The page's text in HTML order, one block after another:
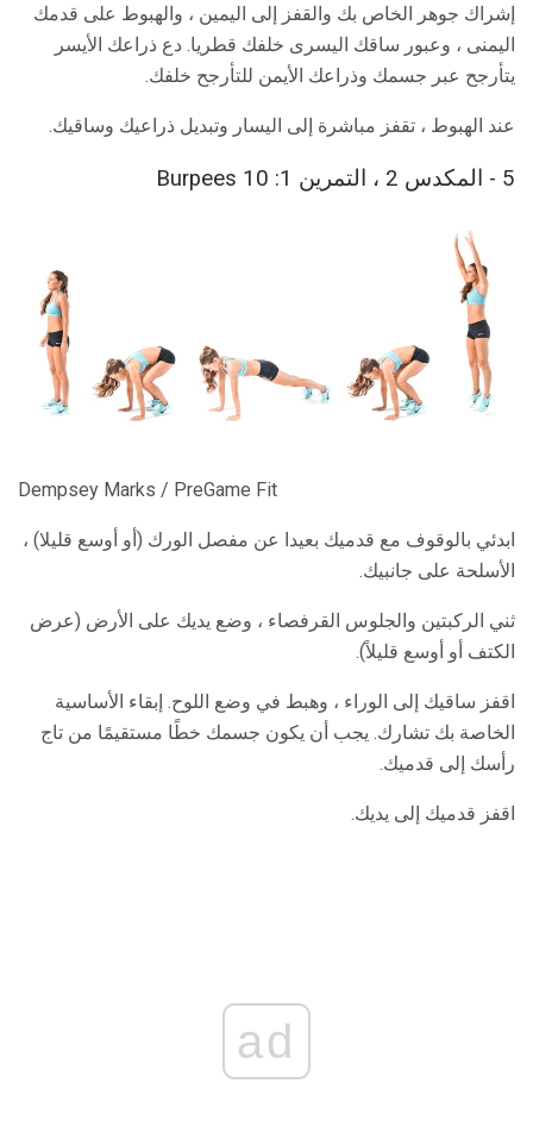
إشراك جوهر الخاص بك والقفز إلى اليمين ، والهبوط على قدمك
اليمنى ، وعبور ساقك اليسرى خلفك قطريا. دع ذراعك الأيسر
يتأرجح عبر جسمك وذراعك الأيمن للتأرجح خلفك.
عند الهبوط ، تقفز مباشرة إلى اليسار وتبديل ذراعيك وساقيك.
5 - المكدس 2 ، التمرين 1: 10 Burpees
Dempsey Marks / PreGame Fit
ابدئي بالوقوف مع قدميك بعيدا عن مفصل الورك (أو أوسع قليلا) ،
الأسلحة على جانبيك.
ثني الركبتين والجلوس القرفصاء ، وضع يديك على الأرض (عرض
الكتف أو أوسع قليلاً).
اقفز ساقيك إلى الوراء ، وهبط في وضع اللوح. إبقاء الأساسية
الخاصة بك تشارك. يجب أن يكون جسمك خطًا مستقيمًا من تاج
رأسك إلى قدميك.
اقفز قدميك إلى يديك.
ad